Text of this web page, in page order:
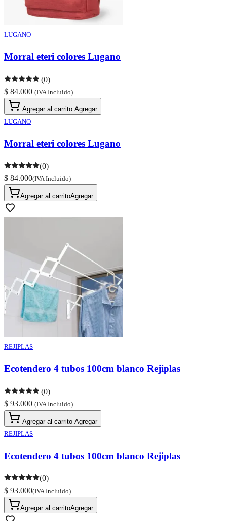
LUGANO
Morral eteri colores Lugano
(0)
$ 84.000 (IVA Incluido)
Agregar al carrito Agregar
LUGANO
Morral eteri colores Lugano
(0)
$ 84.000(IVA Incluido)
Agregar al carritoAgregar
REJIPLAS
Ecotendero 4 tubos 100cm blanco Rejiplas
(0)
$ 93.000 (IVA Incluido)
Agregar al carrito Agregar
REJIPLAS
Ecotendero 4 tubos 100cm blanco Rejiplas
(0)
$ 93.000(IVA Incluido)
Agregar al carritoAgregar